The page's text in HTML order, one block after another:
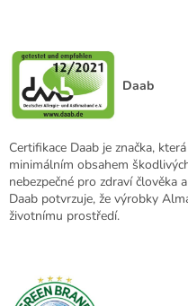
Daab
Certifikace Daab je značka,
minimálním obsahem
nebezpečné pro zdraví člověka
Daab potvrzuje, že výrobky
životnímu prostředí.